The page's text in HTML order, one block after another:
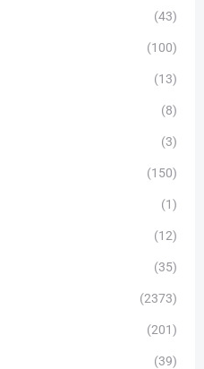
(43)
(100)
(13)
(8)
(3)
(150)
(1)
(12)
(35)
(2373)
(201)
(39)